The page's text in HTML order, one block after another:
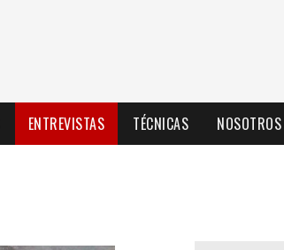
ENTREVISTAS TÉCNICAS NOSOTROS